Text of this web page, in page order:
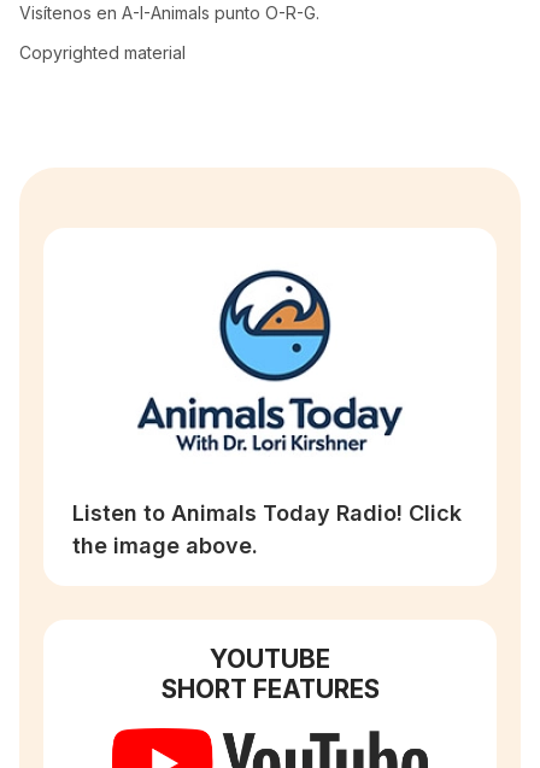
Visítenos en A-I-Animals punto O-R-G.
Copyrighted material
Listen to Animals Today Radio! Click
the image above.
YOUTUBE
SHORT FEATURES